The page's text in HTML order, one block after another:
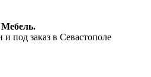
под заказ в Севастополе